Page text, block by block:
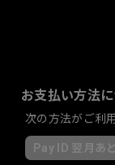
お支払い方法
次の方法がご利
Pay ID 翌月あ